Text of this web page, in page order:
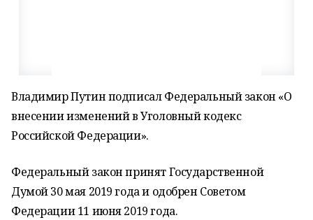
Владимир Путин подписал Федеральный закон «О
внесении изменений в Уголовный кодекс
Российской Федерации».
Федеральный закон принят Государственной
Думой 30 мая 2019 года и одобрен Советом
Федерации 11 июня 2019 года.